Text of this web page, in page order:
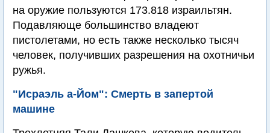
на оружие пользуются 173.818 израильтян.
Подавляюще большинство владеют
пистолетами, но есть также несколько тысяч
человек, получивших разрешения на охотничьи
ружья.
"Исраэль а-Йом": Смерть в запертой
машине